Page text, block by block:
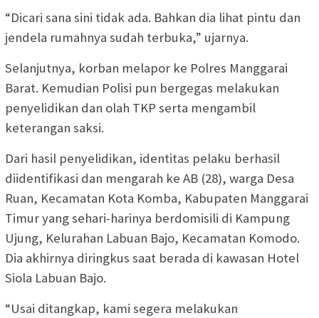
“Dicari sana sini tidak ada. Bahkan dia lihat pintu dan
jendela rumahnya sudah terbuka,” ujarnya.
Selanjutnya, korban melapor ke Polres Manggarai
Barat. Kemudian Polisi pun bergegas melakukan
penyelidikan dan olah TKP serta mengambil
keterangan saksi.
Dari hasil penyelidikan, identitas pelaku berhasil
diidentifikasi dan mengarah ke AB (28), warga Desa
Ruan, Kecamatan Kota Komba, Kabupaten Manggarai
Timur yang sehari-harinya berdomisili di Kampung
Ujung, Kelurahan Labuan Bajo, Kecamatan Komodo.
Dia akhirnya diringkus saat berada di kawasan Hotel
Siola Labuan Bajo.
“Usai ditangkap, kami segera melakukan